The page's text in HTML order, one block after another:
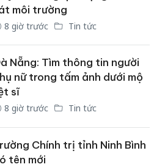
môi trường
8 giờ trước Tin tức
Nẵng: Tìm thông tin người
nữ trong tấm ảnh dưới mộ
sĩ
8 giờ trước Tin tức
Chính trị tỉnh Ninh Bình
tên mới